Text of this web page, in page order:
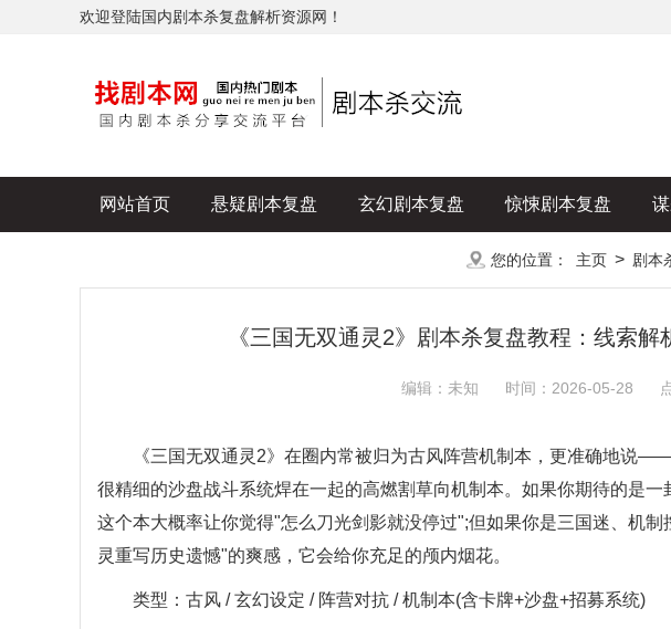
欢迎登陆国内剧本杀复盘解析资源网！
网站首页 悬疑剧本复盘 玄幻剧本复盘 惊悚剧本复盘
您的位置： 主页 > 剧本
《三国无双通灵2》剧本杀复盘教程：线索
编辑：未知 时间：2026-05-28
《三国无双通灵2》在圈内常被归为古风阵营机制本，更准确地说——
很精细的沙盘战斗系统焊在一起的高燃割草向机制本。如果你期待的是一
这个本大概率让你觉得"怎么刀光剑影就没停过";但如果你是三国迷、机
灵重写历史遗憾"的爽感，它会给你充足的颅内烟花。
类型：古风 / 玄幻设定 / 阵营对抗 / 机制本(含卡牌+沙盘+招募系统)